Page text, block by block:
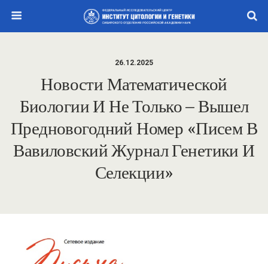
26.12.2025
Новости Математической
Биологии И Не Только – Вышел
Предновогодний Номер «Писем В
Вавиловский Журнал Генетики И
Селекции»